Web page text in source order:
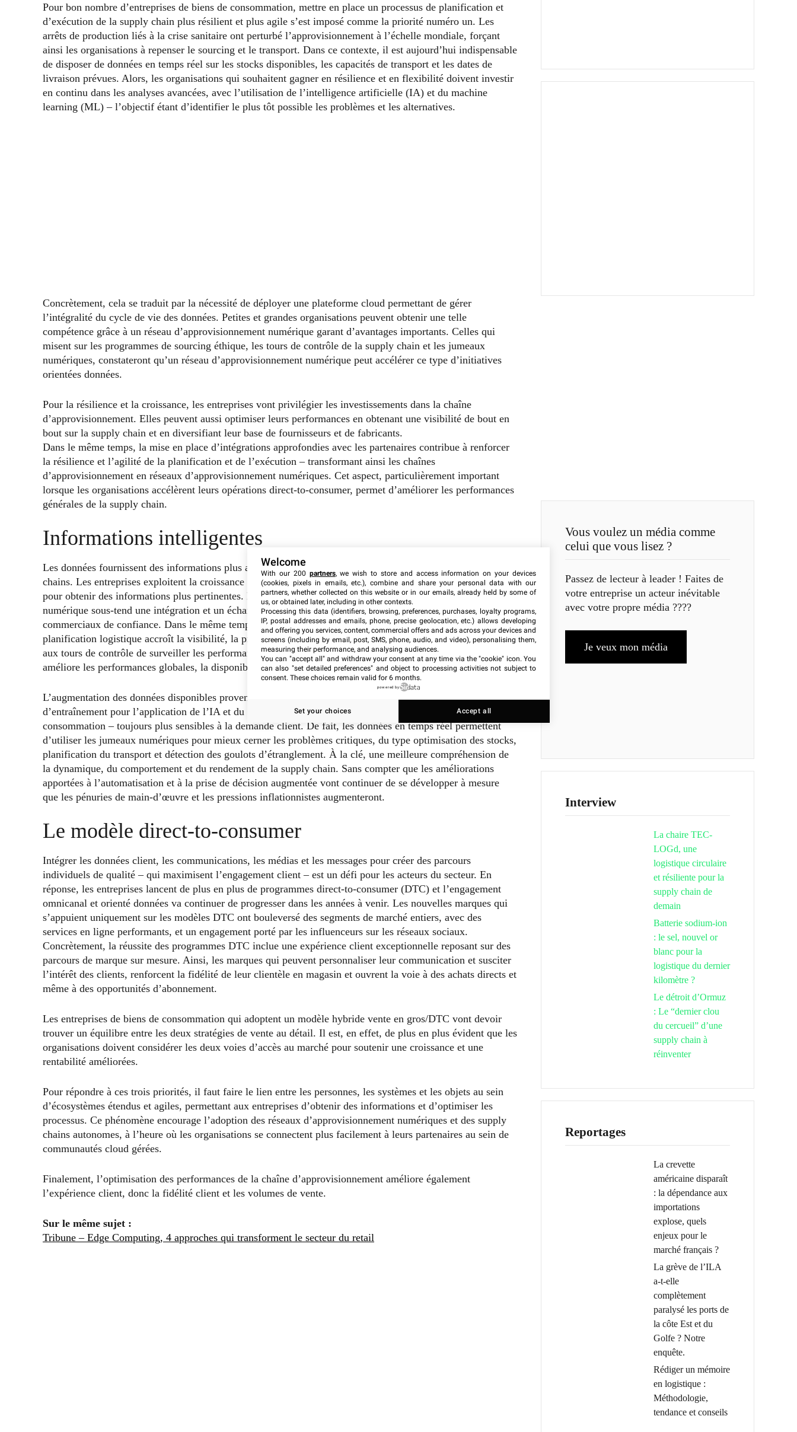
Pour bon nombre d’entreprises de biens de consommation, mettre en place un processus de planification et
d’exécution de la supply chain plus résilient et plus agile s’est imposé comme la priorité numéro un. Les
arrêts de production liés à la crise sanitaire ont perturbé l’approvisionnement à l’échelle mondiale, forçant
ainsi les organisations à repenser le sourcing et le transport. Dans ce contexte, il est aujourd’hui indispensable
de disposer de données en temps réel sur les stocks disponibles, les capacités de transport et les dates de
livraison prévues. Alors, les organisations qui souhaitent gagner en résilience et en flexibilité doivent investir
en continu dans les analyses avancées, avec l’utilisation de l’intelligence artificielle (IA) et du machine
learning (ML) – l’objectif étant d’identifier le plus tôt possible les problèmes et les alternatives.
Concrètement, cela se traduit par la nécessité de déployer une plateforme cloud permettant de gérer
l’intégralité du cycle de vie des données. Petites et grandes organisations peuvent obtenir une telle
compétence grâce à un réseau d’approvisionnement numérique garant d’avantages importants. Celles qui
misent sur les programmes de sourcing éthique, les tours de contrôle de la supply chain et les jumeaux
numériques, constateront qu’un réseau d’approvisionnement numérique peut accélérer ce type d’initiatives
orientées données.
Pour la résilience et la croissance, les entreprises vont privilégier les investissements dans la chaîne
d’approvisionnement. Elles peuvent aussi optimiser leurs performances en obtenant une visibilité de bout en
bout sur la supply chain et en diversifiant leur base de fournisseurs et de fabricants.
Dans le même temps, la mise en place d’intégrations approfondies avec les partenaires contribue à renforcer
la résilience et l’agilité de la planification et de l’exécution – transformant ainsi les chaînes
d’approvisionnement en réseaux d’approvisionnement numériques. Cet aspect, particulièrement important
lorsque les organisations accélèrent leurs opérations direct-to-consumer, permet d’améliorer les performances
générales de la supply chain.
Informations intelligentes
Les données fournissent des informations plus approfondies sur les performances stratégiques des supply
chains. Les entreprises exploitent la croissance exponentielle des données sur la chaîne d’approvisionnement
pour obtenir des informations plus pertinentes. Dans ces conditions, un réseau d’approvisionnement
numérique sous-tend une intégration et un échange de données sophistiqués, avec des partenaires
commerciaux de confiance. Dans le même temps, l’échange de données sur l’offre, la demande et la
planification logistique accroît la visibilité, la précision et l’automatisation des opérations. Enfin, permettre
aux tours de contrôle de surveiller les performances et aux tableaux de bord de gérer les perturbations
améliore les performances globales, la disponibilité des produits et la satisfaction des clients.
L’augmentation des données disponibles provenant de la supply chain va fournir de riches ensembles
d’entraînement pour l’application de l’IA et du ML aux chaînes d’approvisionnement des biens de
consommation – toujours plus sensibles à la demande client. De fait, les données en temps réel permettent
d’utiliser les jumeaux numériques pour mieux cerner les problèmes critiques, du type optimisation des stocks,
planification du transport et détection des goulots d’étranglement. À la clé, une meilleure compréhension de
la dynamique, du comportement et du rendement de la supply chain. Sans compter que les améliorations
apportées à l’automatisation et à la prise de décision augmentée vont continuer de se développer à mesure
que les pénuries de main-d’œuvre et les pressions inflationnistes augmenteront.
Le modèle direct-to-consumer
Intégrer les données client, les communications, les médias et les messages pour créer des parcours
individuels de qualité – qui maximisent l’engagement client – est un défi pour les acteurs du secteur. En
réponse, les entreprises lancent de plus en plus de programmes direct-to-consumer (DTC) et l’engagement
omnicanal et orienté données va continuer de progresser dans les années à venir. Les nouvelles marques qui
s’appuient uniquement sur les modèles DTC ont bouleversé des segments de marché entiers, avec des
services en ligne performants, et un engagement porté par les influenceurs sur les réseaux sociaux.
Concrètement, la réussite des programmes DTC inclue une expérience client exceptionnelle reposant sur des
parcours de marque sur mesure. Ainsi, les marques qui peuvent personnaliser leur communication et susciter
l’intérêt des clients, renforcent la fidélité de leur clientèle en magasin et ouvrent la voie à des achats directs et
même à des opportunités d’abonnement.
Les entreprises de biens de consommation qui adoptent un modèle hybride vente en gros/DTC vont devoir
trouver un équilibre entre les deux stratégies de vente au détail. Il est, en effet, de plus en plus évident que les
organisations doivent considérer les deux voies d’accès au marché pour soutenir une croissance et une
rentabilité améliorées.
Pour répondre à ces trois priorités, il faut faire le lien entre les personnes, les systèmes et les objets au sein
d’écosystèmes étendus et agiles, permettant aux entreprises d’obtenir des informations et d’optimiser les
processus. Ce phénomène encourage l’adoption des réseaux d’approvisionnement numériques et des supply
chains autonomes, à l’heure où les organisations se connectent plus facilement à leurs partenaires au sein de
communautés cloud gérées.
Finalement, l’optimisation des performances de la chaîne d’approvisionnement améliore également
l’expérience client, donc la fidélité client et les volumes de vente.
Sur le même sujet :
Tribune – Edge Computing, 4 approches qui transforment le secteur du retail
Vous voulez un média comme
celui que vous lisez ?
Passez de lecteur à leader ! Faites de
votre entreprise un acteur inévitable
avec votre propre média ????
Je veux mon média
Interview
La chaire TEC-
LOGd, une
logistique circulaire
et résiliente pour la
supply chain de
demain
Batterie sodium-ion
: le sel, nouvel or
blanc pour la
logistique du dernier
kilomètre ?
Le détroit d’Ormuz
: Le “dernier clou
du cercueil” d’une
supply chain à
réinventer
Reportages
La crevette
américaine disparaît
: la dépendance aux
importations
explose, quels
enjeux pour le
marché français ?
La grève de l’ILA
a-t-elle
complètement
paralysé les ports de
la côte Est et du
Golfe ? Notre
enquête.
Rédiger un mémoire
en logistique :
Méthodologie,
tendance et conseils
Welcome
With our 200 partners, we wish to store and access information on your devices
(cookies, pixels in emails, etc.), combine and share your personal data with our
partners, whether collected on this website or in our emails, already held by some of
us, or obtained later, including in other contexts.
Processing this data (identifiers, browsing, preferences, purchases, loyalty programs,
IP, postal addresses and emails, phone, precise geolocation, etc.) allows developing
and offering you services, content, commercial offers and ads across your devices and
screens (including by email, post, SMS, phone, audio, and video), personalising them,
measuring their performance, and analysing audiences.
You can "accept all" and withdraw your consent at any time via the "cookie" icon. You
can also "set detailed preferences" and object to processing activities not subject to
consent. These choices remain valid for 6 months.
powered by
Set your choices Accept all